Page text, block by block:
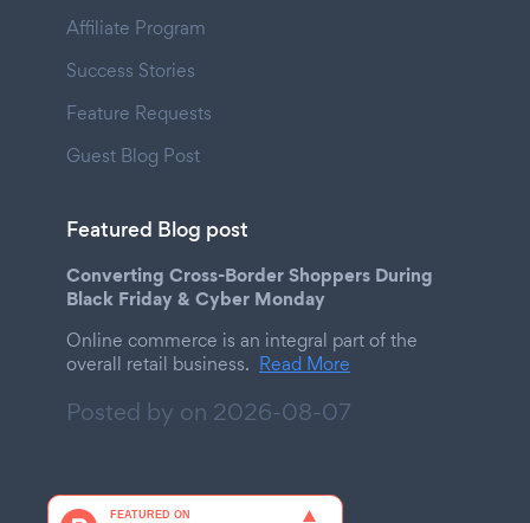
Affiliate Program
Success Stories
Feature Requests
Guest Blog Post
Featured Blog post
Converting Cross-Border Shoppers During
Black Friday & Cyber Monday
Online commerce is an integral part of the
overall retail business. Read More
Posted by on 2026-08-07